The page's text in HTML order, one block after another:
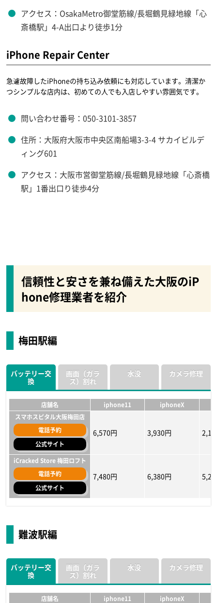
アクセス：OsakaMetro御堂筋線/長堀鶴見緑地線「心
斎橋駅」4-A出口より徒歩1分
iPhone Repair Center
急遽故障したiPhoneの持ち込み依頼にも対応しています。清潔か
つシンプルな店内は、初めての人でも入店しやすい雰囲気です。
問い合わせ番号：050-3101-3857
住所：大阪府大阪市中央区南船場3-3-4 サカイビルデ
ィング601
アクセス：大阪市営御堂筋線/長堀鶴見緑地線「心斎橋
駅」1番出口り徒歩4分
信頼性と安さを兼ね備えた大阪のiP
hone修理業者を紹介
梅田駅編
バッテリー交
換
店舗名 iphone11 iphoneX
スマホスピタル大阪梅田店
電話予約
公式サイト
6,570円 3,930円
iCracked Store 梅田ロフト
電話予約
公式サイト
7,480円 6,380円
画面（ガラ
ス）割れ
スマホスピタル大阪梅田店
電話予約
iCracked Store 梅田ロフト
公式サイト
17,380円～ 17,380円～
水没
スマホスピタル大阪梅田店
電話予約
iCracked Store 梅田ロフト
公式サイト
10,780円～ 10,780円～
カメラ修理
スマホスピタル大阪梅田店
電話予約
iCracked Store 梅田ロフト
公式サイト
14,080円 14,080円
難波駅編
バッテリー交
換
店舗名 iphone11 iphoneX
画面（ガラ
ス）割れ
水没 カメラ修理